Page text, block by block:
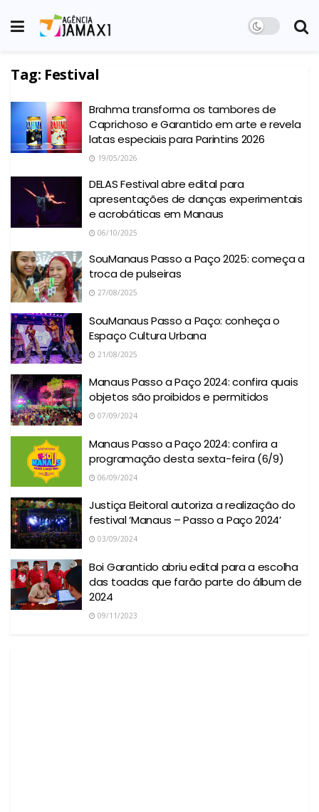
Tag: Festival
Brahma transforma os tambores de
Caprichoso e Garantido em arte e revela
latas especiais para Parintins 2026
19/05/2026
DELAS Festival abre edital para
apresentações de danças experimentais
e acrobáticas em Manaus
06/10/2025
SouManaus Passo a Paço 2025: começa a
troca de pulseiras
27/08/2025
SouManaus Passo a Paço: conheça o
Espaço Cultura Urbana
21/08/2025
Manaus Passo a Paço 2024: confira quais
objetos são proibidos e permitidos
07/09/2024
Manaus Passo a Paço 2024: confira a
programação desta sexta-feira (6/9)
06/09/2024
Justiça Eleitoral autoriza a realização do
festival ‘Manaus – Passo a Paço 2024’
03/09/2024
Boi Garantido abriu edital para a escolha
das toadas que farão parte do álbum de
2024
09/11/2023